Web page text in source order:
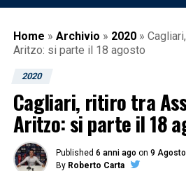
Home » Archivio » 2020 »
Aritzo: si parte il 18 agosto
2020
Cagliari, ritiro tra
Aritzo: si parte il 18
Published 6 anni ago on 9
By Roberto Carta